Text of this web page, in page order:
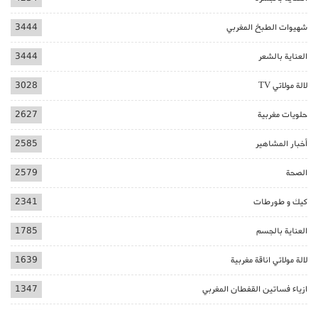
شهيوات الطبخ المغربي 3444
العناية بالشعر 3444
لالة مولاتي TV 3028
حلويات مغربية 2627
أخبار المشاهير 2585
الصحة 2579
كيك و طورطات 2341
العناية بالجسم 1785
لالة مولاتي اناقة مغربية 1639
ازياء فساتين القفطان المغربي 1347